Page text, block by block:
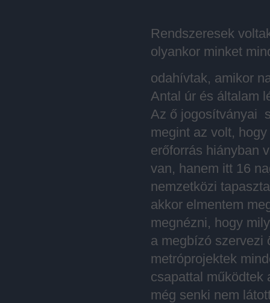
Rendszeresek
olyankor minket
odahívtak, amikor
Antal úr és általam
Az ő jogosítványai
megint az volt,
erőforrás hiányban
van, hanem itt 16
nemzetközi
akkor elmentem
megnézni, hogy
a megbízó szervezi
metróprojektek
csapattal működtek
még senki nem